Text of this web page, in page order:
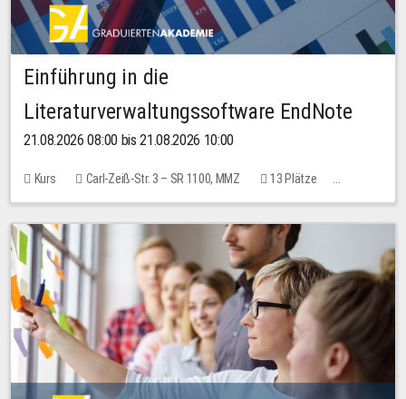
Einführung in die
Literaturverwaltungssoftware EndNote
21.08.2026 08:00 bis 21.08.2026 10:00
Kurs Carl-Zeiß-Str. 3 – SR 1100, MMZ
13 Plätze
10,00 EUR